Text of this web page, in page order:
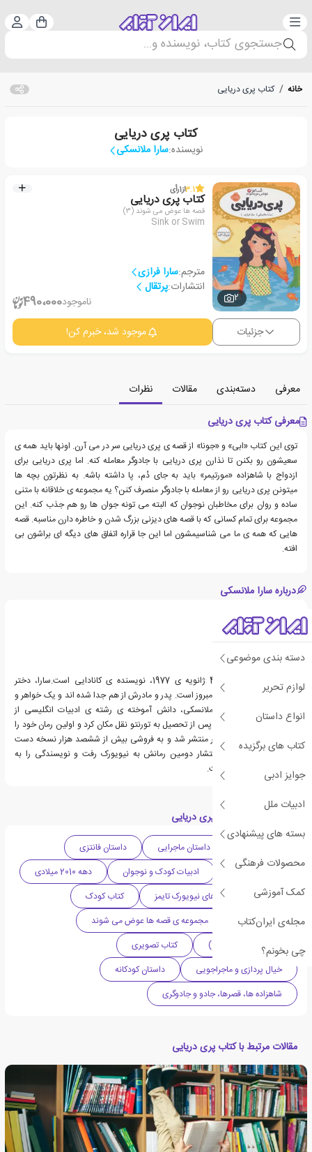
دسته‌بندی سبد
جستجوی کتاب، نویسنده و...
دسته بندی موضوعی
لوازم تحریر
انواع داستان
کتاب های برگزیده
جوایز ادبی
ادبیات ملل
بسته های پیشنهادی
محصولات فرهنگی
کمک آموزشی
مجله‌ی ایران‌کتاب
چی بخونم؟
خانه / کتاب پری دریایی
کتاب پری دریایی
نویسنده:سارا ملانسکی
2
3.1از1رأی
کتاب پری دریایی
قصه ها عوض می شوند (۳)
Sink or Swim
مترجم:سارا فرازی
انتشارات:پرتقال
ناموجود490،000
جزئیات موجود شد، خبرم کن!
معرفی دسته‌بندی مقالات
نظرات
معرفی کتاب پری دریایی
توی این کتاب «ابی» و «جونا» از قصه ی پری دریایی سر در می آرن. اونها باید همه ی
سعیشون رو بکنن تا نذارن پری دریایی با جادوگر معامله کنه. اما پری دریایی برای
ازدواج با شاهزاده «مورتیمر» باید به جای دْم، پا داشته باشه. به نظرتون بچه ها
میتونن پری دریایی رو از معامله با جادوگر منصرف کنن؟ یه مجموعه ی خلاقانه با متنی
ساده و روان برای مخاطبان نوجوان که البته می تونه جوان ها رو هم جذب کنه. این
مجموعه برای تمام کسانی که با قصه های دیزنی بزرگ شدن و خاطره دارن مناسبه. قصه
هایی که همه ی ما می شناسیمشون اما این جا قراره اتفاق های دیگه ای براشون بی
افته.
درباره سارا ملانسکی
سارا ملانسکی، زاده ی 4 ژانویه ی 1977، نویسنده ی کانادایی است.سارا، دختر
نویسنده ای به نام الیسا آمبروز است. پدر و مادرش از هم جدا شده اند و یک خواهر و
یک خواهرخوانده دارد. ملانسکی، دانش آموخته ی رشته ی ادبیات انگلیسی از
دانشگاه مک گیل است.او پس از تحصیل به تورنتو نقل مکان کرد و اولین رمان خود را
نوشت که در شانزده کشور منتشر شد و به فروشی بیش از ششصد هزار نسخه دست
یافت.ملانسکی پس از انتشار دومین رمانش به نیویورک رفت و نویسندگی را به
صورت تمام وقت پی گرفت.
دسته بندی های کتاب پری دریایی
داستان ماجرایی
داستان فانتزی
ادبیات داستانی
ادبیات کودک و نوجوان
دهه 2010 میلادی
پرفروش ترین کتاب های نیویورک تایمز
کتاب کودک
کتاب نوجوان
مجموعه ی قصه ها عوض می شوند
کودک (۹-۱۱ سال | +9)
کتاب تصویری
خیال پردازی و ماجراجویی
داستان کودکانه
شاهزاده ها، قصرها، جادو و جادوگری
مقالات مرتبط با کتاب پری دریایی